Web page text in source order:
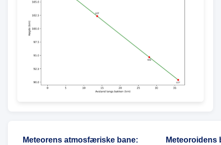
Meteorens atmosfæriske bane:
Meteoroidens